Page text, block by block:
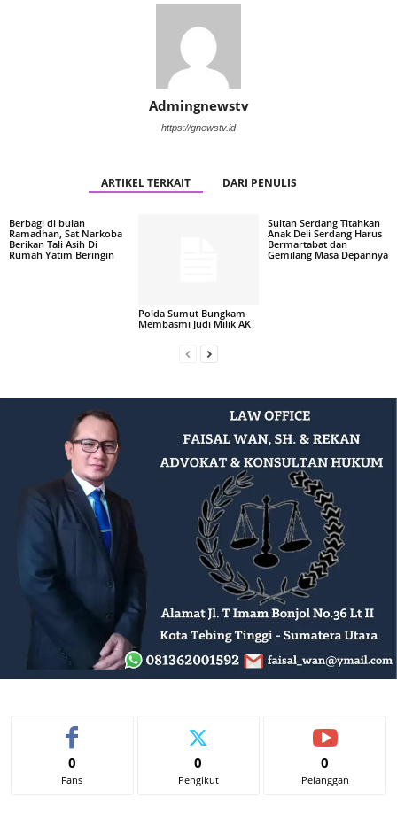
Admingnewstv
https://gnewstv.id
ARTIKEL TERKAIT DARI PENULIS
Berbagi di bulan
Ramadhan, Sat Narkoba
Berikan Tali Asih Di
Rumah Yatim Beringin
Polda Sumut Bungkam
Membasmi Judi Milik AK
Sultan Serdang Titahkan
Anak Deli Serdang Harus
Bermartabat dan
Gemilang Masa Depannya
0
Fans
0
Pengikut
0
Pelanggan